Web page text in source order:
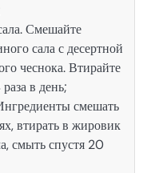
Смешайте
сала с десертной
чеснока. Втирайте
в день;
смешать
втирать в жировик
смыть спустя 20